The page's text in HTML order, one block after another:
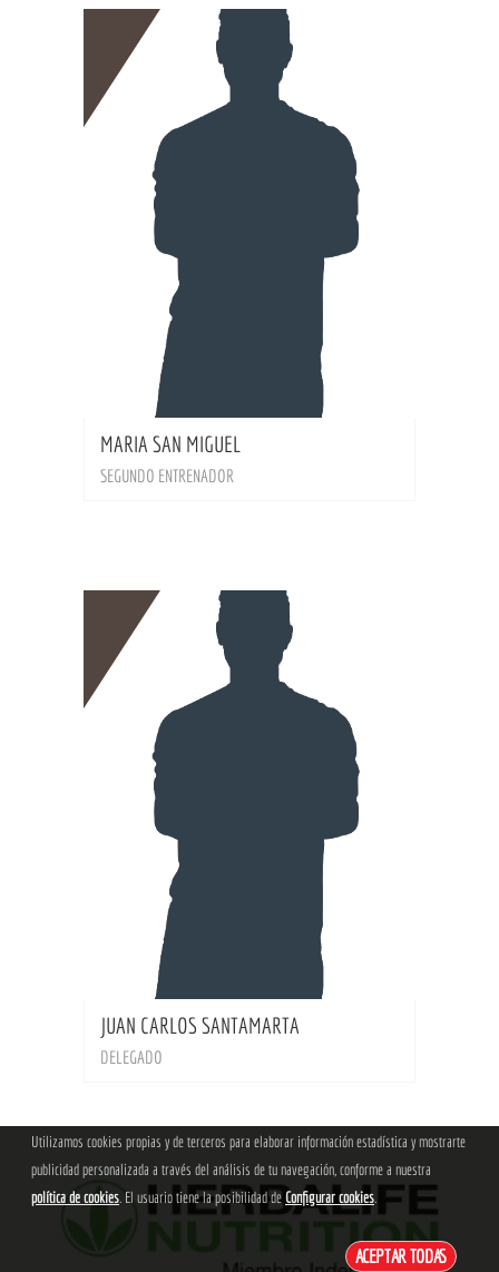
MARIA SAN MIGUEL
SEGUNDO ENTRENADOR
JUAN CARLOS SANTAMARTA
DELEGADO
Utilizamos cookies propias y de terceros para elaborar información estadística y mostrarte
publicidad personalizada a través del análisis de tu navegación, conforme a nuestra
política de cookies. El usuario tiene la posibilidad deConfigurar cookies.
ACEPTAR TODAS